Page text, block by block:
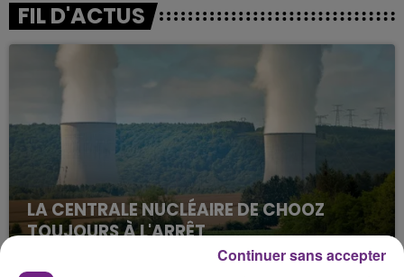
FIL D'ACTUS
LA CENTRALE NUCLÉAIRE DE CHOOZ
TOUJOURS À L'ARRÊT
Cela fait déjà une semaine que la centrale
Continuer sans accepter